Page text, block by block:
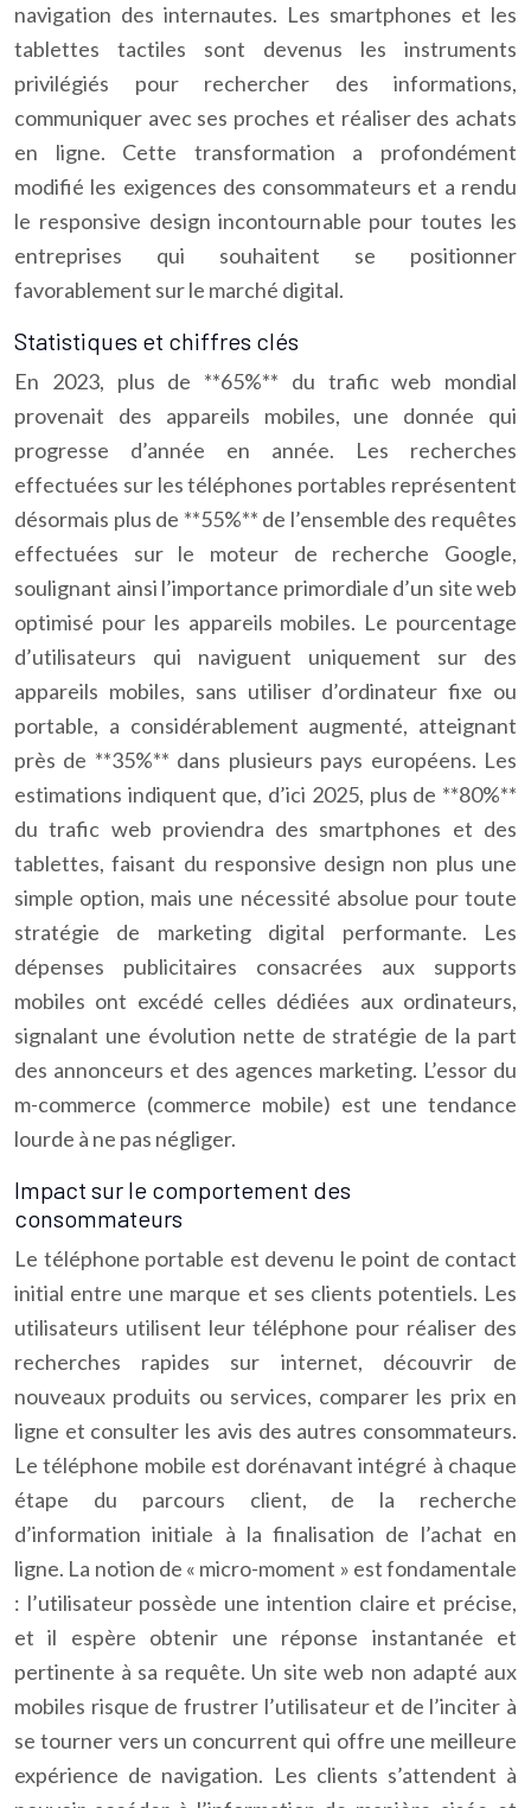
navigation des internautes. Les smartphones et les
tablettes tactiles sont devenus les instruments
privilégiés pour rechercher des informations,
communiquer avec ses proches et réaliser des achats
en ligne. Cette transformation a profondément
modifié les exigences des consommateurs et a rendu
le responsive design incontournable pour toutes les
entreprises qui souhaitent se positionner
favorablement sur le marché digital.
Statistiques et chiffres clés
En 2023, plus de **65%** du trafic web mondial
provenait des appareils mobiles, une donnée qui
progresse d’année en année. Les recherches
effectuées sur les téléphones portables représentent
désormais plus de **55%** de l’ensemble des requêtes
effectuées sur le moteur de recherche Google,
soulignant ainsi l’importance primordiale d’un site web
optimisé pour les appareils mobiles. Le pourcentage
d’utilisateurs qui naviguent uniquement sur des
appareils mobiles, sans utiliser d’ordinateur fixe ou
portable, a considérablement augmenté, atteignant
près de **35%** dans plusieurs pays européens. Les
estimations indiquent que, d’ici 2025, plus de **80%**
du trafic web proviendra des smartphones et des
tablettes, faisant du responsive design non plus une
simple option, mais une nécessité absolue pour toute
stratégie de marketing digital performante. Les
dépenses publicitaires consacrées aux supports
mobiles ont excédé celles dédiées aux ordinateurs,
signalant une évolution nette de stratégie de la part
des annonceurs et des agences marketing. L’essor du
m-commerce (commerce mobile) est une tendance
lourde à ne pas négliger.
Impact sur le comportement des
consommateurs
Le téléphone portable est devenu le point de contact
initial entre une marque et ses clients potentiels. Les
utilisateurs utilisent leur téléphone pour réaliser des
recherches rapides sur internet, découvrir de
nouveaux produits ou services, comparer les prix en
ligne et consulter les avis des autres consommateurs.
Le téléphone mobile est dorénavant intégré à chaque
étape du parcours client, de la recherche
d’information initiale à la finalisation de l’achat en
ligne. La notion de « micro-moment » est fondamentale
: l’utilisateur possède une intention claire et précise,
et il espère obtenir une réponse instantanée et
pertinente à sa requête. Un site web non adapté aux
mobiles risque de frustrer l’utilisateur et de l’inciter à
se tourner vers un concurrent qui offre une meilleure
expérience de navigation. Les clients s’attendent à